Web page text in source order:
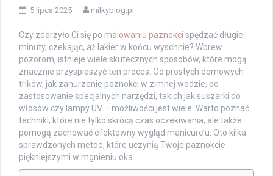
5 lipca 2025 milkyblog.pl
Czy zdarzyło Ci się po malowaniu paznokci spędzać długie
minuty, czekając, aż lakier w końcu wyschnie? Wbrew
pozorom, istnieje wiele skutecznych sposobów, które mogą
znacznie przyspieszyć ten proces. Od prostych domowych
trików, jak zanurzenie paznokci w zimnej wodzie, po
zastosowanie specjalnych narzędzi, takich jak suszarki do
włosów czy lampy UV – możliwości jest wiele. Warto poznać
techniki, które nie tylko skrócą czas oczekiwania, ale także
pomogą zachować efektowny wygląd manicure’u. Oto kilka
sprawdzonych metod, które uczynią Twoje paznokcie
piękniejszymi w mgnieniu oka.